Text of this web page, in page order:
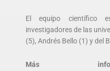
El equipo científico
investigadores de las
(5), Andrés Bello (1) y del
Más